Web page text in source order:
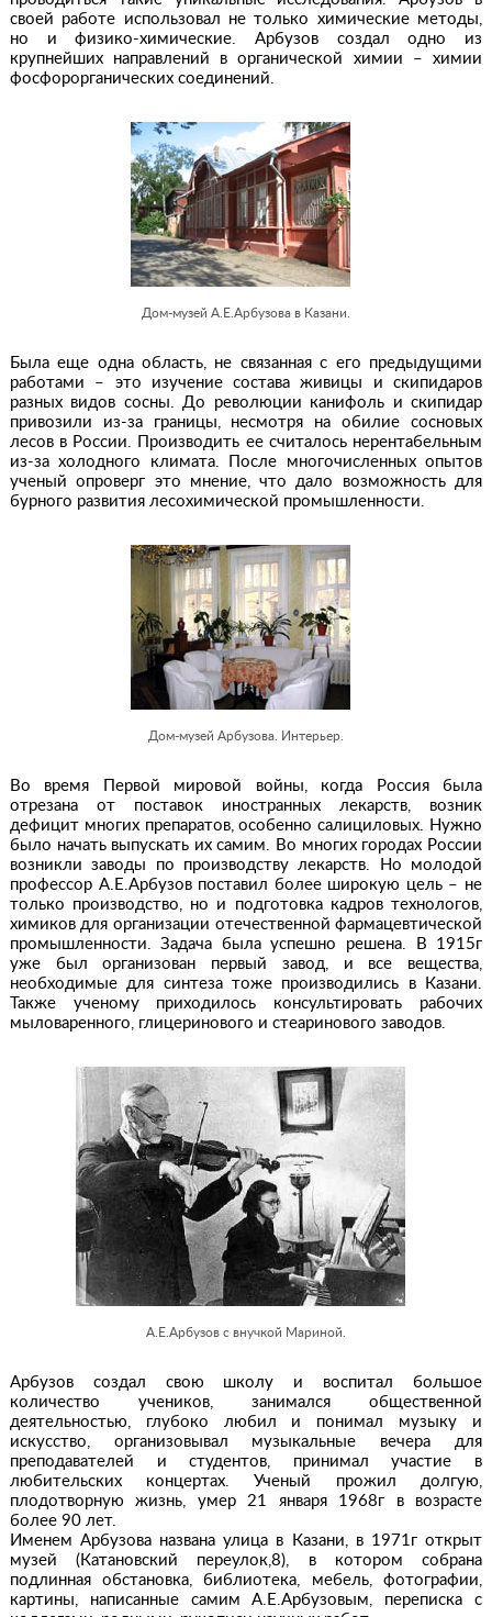
своей работе использовал не только химические методы,
но и физико-химические. Арбузов создал одно из
крупнейших направлений в органической химии – химии
фосфорорганических соединений.
Дом-музей А.Е.Арбузова в Казани.
Была еще одна область, не связанная с его предыдущими
работами – это изучение состава живицы и скипидаров
разных видов сосны. До революции канифоль и скипидар
привозили из-за границы, несмотря на обилие сосновых
лесов в России. Производить ее считалось нерентабельным
из-за холодного климата. После многочисленных опытов
ученый опроверг это мнение, что дало возможность для
бурного развития лесохимической промышленности.
Дом-музей Арбузова. Интерьер.
Во время Первой мировой войны, когда Россия была
отрезана от поставок иностранных лекарств, возник
дефицит многих препаратов, особенно салициловых. Нужно
было начать выпускать их самим. Во многих городах России
возникли заводы по производству лекарств. Но молодой
профессор А.Е.Арбузов поставил более широкую цель – не
только производство, но и подготовка кадров технологов,
химиков для организации отечественной фармацевтической
промышленности. Задача была успешно решена. В 1915г
уже был организован первый завод, и все вещества,
необходимые для синтеза тоже производились в Казани.
Также ученому приходилось консультировать рабочих
мыловаренного, глицеринового и стеаринового заводов.
А.Е.Арбузов с внучкой Мариной.
Арбузов создал свою школу и воспитал большое
количество учеников, занимался общественной
деятельностью, глубоко любил и понимал музыку и
искусство, организовывал музыкальные вечера для
преподавателей и студентов, принимал участие в
любительских концертах. Ученый прожил долгую,
плодотворную жизнь, умер 21 января 1968г в возрасте
более 90 лет.
Именем Арбузова названа улица в Казани, в 1971г открыт
музей (Катановский переулок,8), в котором собрана
подлинная обстановка, библиотека, мебель, фотографии,
картины, написанные самим А.Е.Арбузовым, переписка с